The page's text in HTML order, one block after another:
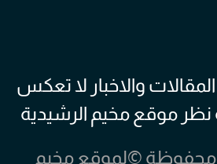
والاخبار لا تعكس
موقع مخيم الرشيدية
©لموقع مخيم